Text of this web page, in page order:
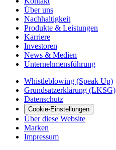
Über uns
Nachhaltigkeit
Produkte & Leistungen
Karriere
Investoren
News & Medien
Unternehmensführung
Whistleblowing (Speak Up)
Grundsatzerklärung (LKSG)
Datenschutz
Cookie-Einstellungen
Über diese Website
Marken
Impressum